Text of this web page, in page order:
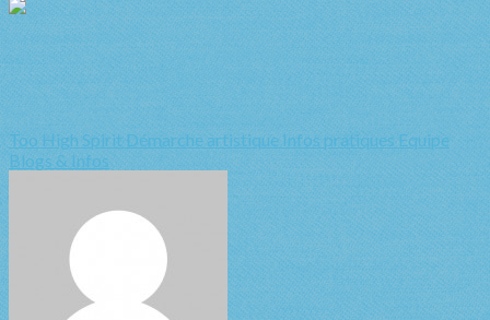
Too High SpiritDémarche artistiqueInfos pratiquesEquipe
Blogs & Infos